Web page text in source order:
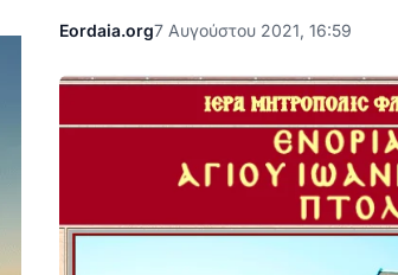
Eordaia.org7 Αυγούστου 2021, 16:59